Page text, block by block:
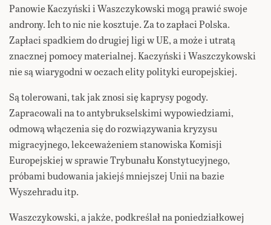
Panowie Kaczyński i Waszczykowski mogą prawić swoje
androny. Ich to nic nie kosztuje. Za to zapłaci Polska.
Zapłaci spadkiem do drugiej ligi w UE, a może i utratą
znacznej pomocy materialnej. Kaczyński i Waszczykowski
nie są wiarygodni w oczach elity polityki europejskiej.
Są tolerowani, tak jak znosi się kaprysy pogody.
Zapracowali na to antybrukselskimi wypowiedziami,
odmową włączenia się do rozwiązywania kryzysu
migracyjnego, lekceważeniem stanowiska Komisji
Europejskiej w sprawie Trybunału Konstytucyjnego,
próbami budowania jakiejś mniejszej Unii na bazie
Wyszehradu itp.
Waszczykowski, a jakże, podkreślał na poniedziałkowej